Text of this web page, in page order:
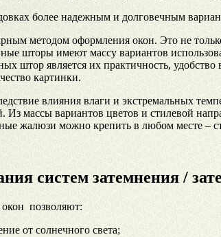
более надежным и долговечным
методом оформления окон. Это не
шторы имеют массу вариантов
штор является их практичность,
картинки.
влияния влаги и экстремальных
массы вариантов цветов и стилевой
жалюзи можно крепить в любом месте –
систем затемнения /
окон позволяют:
от солнечного света;